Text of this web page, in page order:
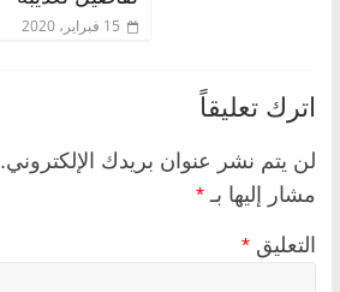
15 فبراير، 2020
اترك تعليقاً
لن يتم نشر عنوان بريدك الإلكتروني.
مشار إليها بـ *
التعليق *